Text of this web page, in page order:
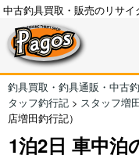
中古釣具買取・販売のリサイ
釣具買取・釣具通販・中古
タッフ釣行記 > スタッフ増田
店増田釣行記）
1泊2日 車中泊